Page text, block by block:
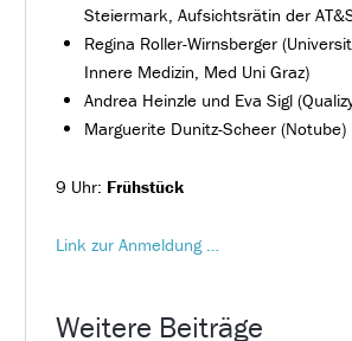
Steiermark, Aufsichtsrätin der
Regina Roller-Wirnsberger
Innere Medizin, Med Uni Graz)
Andrea Heinzle und Eva Sigl
Marguerite Dunitz-Scheer (Notube)
9 Uhr: Frühstück
Link zur Anmeldung …
Weitere Beiträge